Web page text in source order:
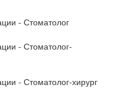
- Стоматолог
- Стоматолог-
- Стоматолог-хирург